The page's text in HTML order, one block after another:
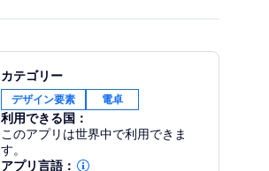
カテゴリー
デザイン要素 電卓
利用できる国：
このアプリは世界中で利用できま
す。
アプリ言語：